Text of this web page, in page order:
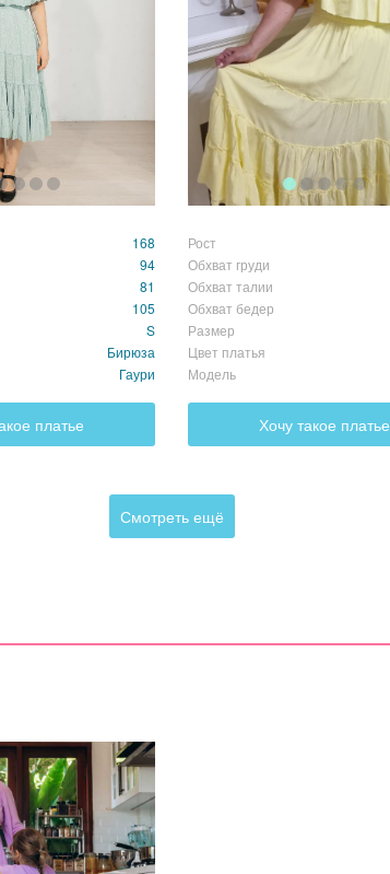
168
94
81
105
S
Бирюза
Гаури
платье
Рост
Обхват груди
Обхват талии
Обхват бедер
Размер
Цвет платья
Модель
Хочу такое платье
Смотреть ещё